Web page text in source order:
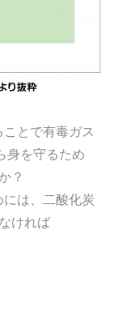
とで有毒ガス
身を守るため
？
は、二酸化炭
ければ